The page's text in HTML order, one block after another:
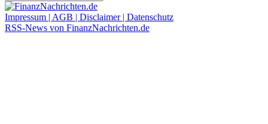
Impressum | AGB | Disclaimer | Datenschutz
RSS-News von FinanzNachrichten.de